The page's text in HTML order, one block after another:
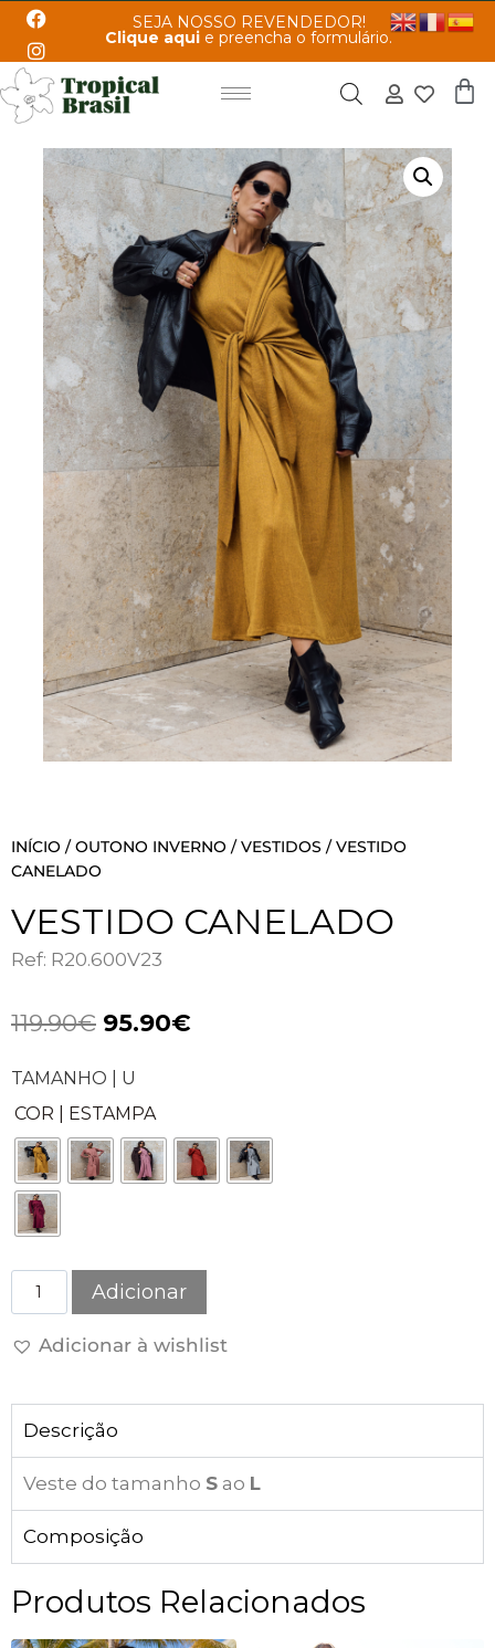
SEJA NOSSO REVENDEDOR!
Clique aqui e preencha o formulário.
INÍCIO /OUTONO INVERNO /VESTIDOS / VESTIDO
CANELADO
VESTIDO CANELADO
Ref: R20.600V23
119.90€ 95.90€
TAMANHO | U
COR | ESTAMPA
Adicionar
Adicionar à wishlist
Descrição
Veste do tamanho S ao L
Composição
Produtos Relacionados